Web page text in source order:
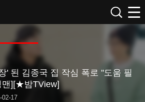
' 된 김종국 집 작심 폭로 "도움 필
맨][★밤TView]
02-17